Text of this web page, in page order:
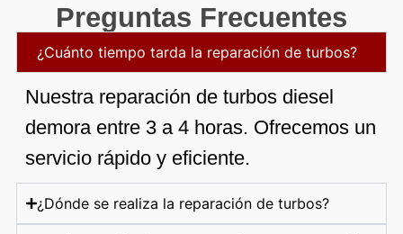
Preguntas Frecuentes
¿Cuánto tiempo tarda la reparación de turbos?
Nuestra reparación de turbos diesel
demora entre 3 a 4 horas. Ofrecemos un
servicio rápido y eficiente.
¿Dónde se realiza la reparación de turbos?